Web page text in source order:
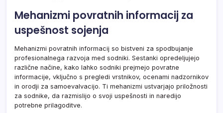
Mehanizmi povratnih informacij za
uspešnost sojenja
Mehanizmi povratnih informacij so bistveni za spodbujanje
profesionalnega razvoja med sodniki. Sestanki opredeljujejo
različne načine, kako lahko sodniki prejmejo povratne
informacije, vključno s pregledi vrstnikov, ocenami nadzornikov
in orodji za samoevalvacijo. Ti mehanizmi ustvarjajo priložnosti
za sodnike, da razmislijo o svoji uspešnosti in naredijo
potrebne prilagoditve.